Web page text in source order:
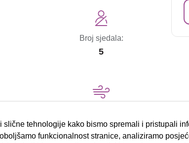
Broj sjedala:
5
119
slične tehnologije kako bismo spremali i pristupali
funkcionalnost stranice, analiziramo